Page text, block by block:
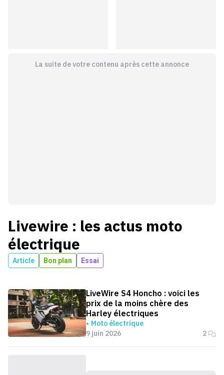
La suite de votre contenu après cette annonce
Livewire : les actus moto
électrique
Article Bon plan Essai
LiveWire S4 Honcho : voici les
prix de la moins chère des
Harley électriques
Moto électrique
9 juin 2026
2